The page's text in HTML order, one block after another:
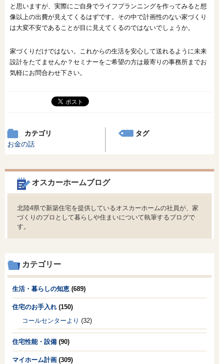
と思いますが、実際にご自身でライフプランニングを作ってみると想
像以上の出費が見えてくるはずです。その中で計画性のない家づくり
は大変不安であることが目に見えてくるのではないでしょうか。
家づくりだけではない。これからの生活を安心して送れるように未来
設計をたてませんか？セミナーをご希望の方は最寄りの事務所までお
気軽にお問合わせ下さい。
カテゴリ
お金の話
タグ
オスカーホームブログ
北陸4県で新築住宅を提供しているオスカーホームの社員が、家
づくりのプロとして暮らしや住まいについて執筆するブログで
す。
カテゴリー
生活・暮らしの知恵 (689)
住宅のお手入れ (150)
コールセンターより (32)
住宅性能・設備 (90)
マイホーム計画 (309)